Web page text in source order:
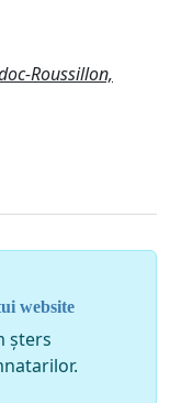
Roussillon,
website
șters